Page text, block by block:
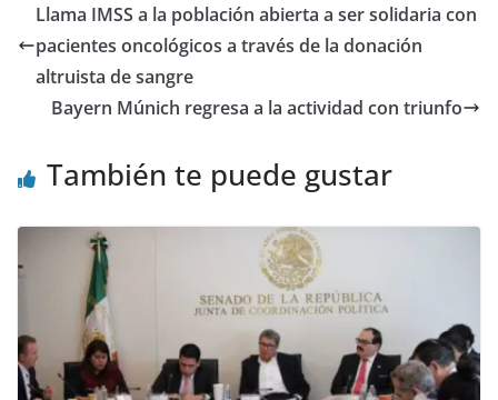
Llama IMSS a la población abierta a ser solidaria con
pacientes oncológicos a través de la donación
altruista de sangre
Bayern Múnich regresa a la actividad con triunfo
También te puede gustar